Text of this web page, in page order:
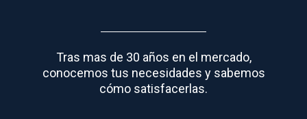
Tras mas de 30 años en el mercado,
conocemos tus necesidades y sabemos
cómo satisfacerlas.